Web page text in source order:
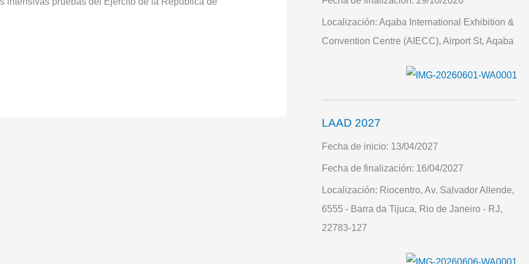
Localización: Aqaba International Exhibition &
Convention Centre (AIECC), Airport St, Aqaba
LAAD 2027
Fecha de inicio: 13/04/2027
Fecha de finalización: 16/04/2027
Localización: Riocentro, Av. Salvador Allende,
6555 - Barra da Tijuca, Rio de Janeiro - RJ,
22783-127